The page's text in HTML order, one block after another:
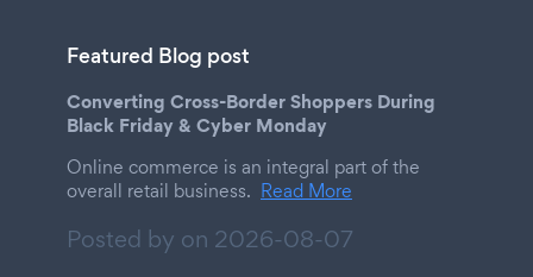
Featured Blog post
Converting Cross-Border Shoppers During
Black Friday & Cyber Monday
Online commerce is an integral part of the
overall retail business. Read More
Posted by on 2026-08-07